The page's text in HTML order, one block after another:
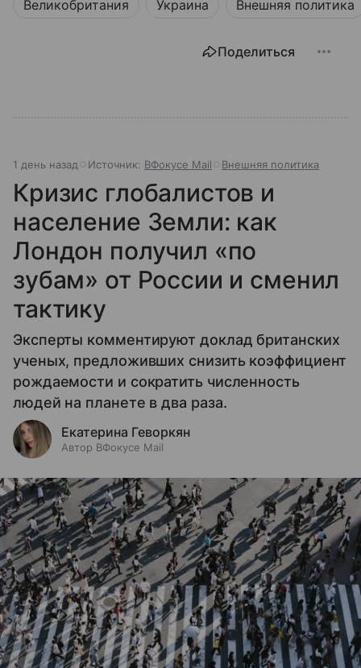
Великобритания Украина Внешняя политика
Поделиться
1 день назад Источник: ВФокусе Mail Внешняя политика
Кризис глобалистов и
население Земли: как
Лондон получил «по
зубам» от России и сменил
тактику
Эксперты комментируют доклад британских
ученых, предложивших снизить коэффициент
рождаемости и сократить численность
людей на планете в два раза.
Екатерина Геворкян
Автор ВФокусе Mail